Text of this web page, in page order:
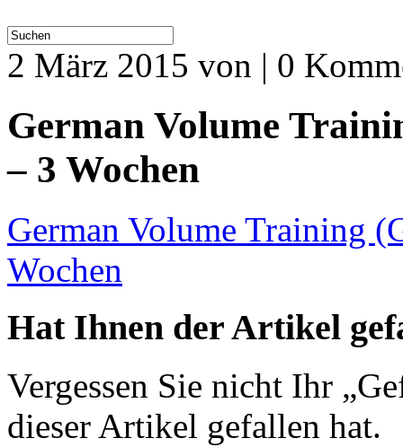
2 März 2015 von | 0
German Volume
– 3 Wochen
German Volume Training
Wochen
Hat Ihnen der Artikel
Vergessen Sie nicht Ihr
dieser Artikel gefallen hat.